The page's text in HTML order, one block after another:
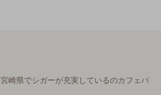
宮崎県でシガーが充実しているのカフェバ